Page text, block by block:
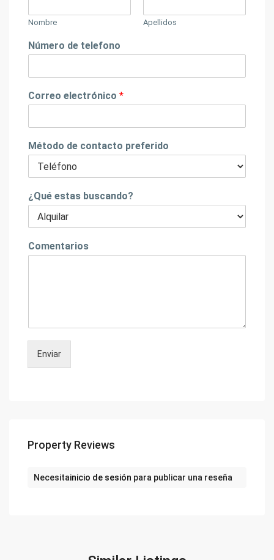
Nombre Apellidos
Número de telefono
Correo electrónico*
Método de contacto preferido
¿Qué estas buscando?
Comentarios
Enviar
Property Reviews
Necesitainicio de sesión para publicar una reseña